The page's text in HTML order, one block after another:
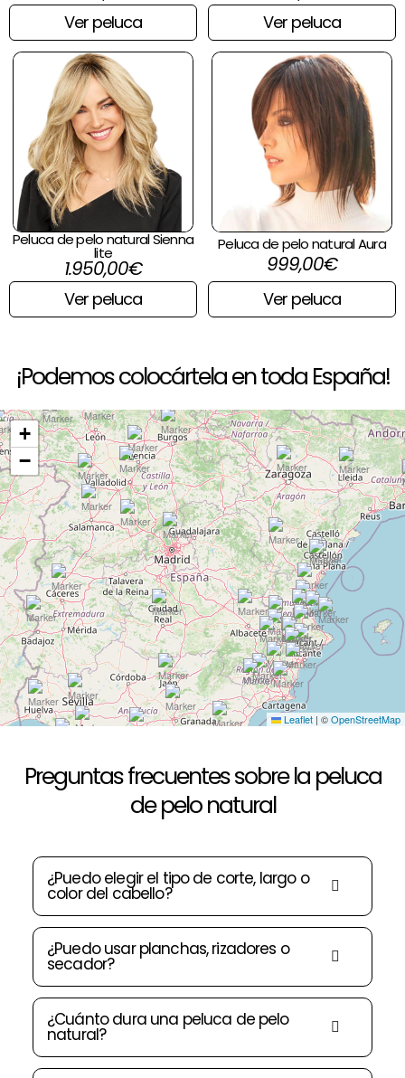
Ver peluca Ver peluca
Peluca de pelo natural Sienna
lite
1.950,00€
Ver peluca
Peluca de pelo natural Aura
999,00€
Ver peluca
¡Podemos colocártela en toda España!
+
−
Leaflet | ©OpenStreetMap
Preguntas frecuentes sobre la peluca
de pelo natural
¿Puedo elegir el tipo de corte, largo o
color del cabello?
¿Puedo usar planchas, rizadores o
secador?
¿Cuánto dura una peluca de pelo
natural?